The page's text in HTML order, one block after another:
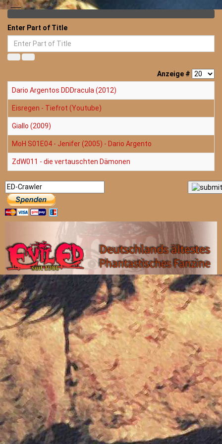
Enter Part of Title
Anzeige #
Dario Argentos DDDracula (2012)
Eisregen - Tiefrot (Youtube)
Giallo (2009)
MoH S01E04 - Jenifer (2005) - Dario Argento
ZdW011 - die vertauschten Dämonen